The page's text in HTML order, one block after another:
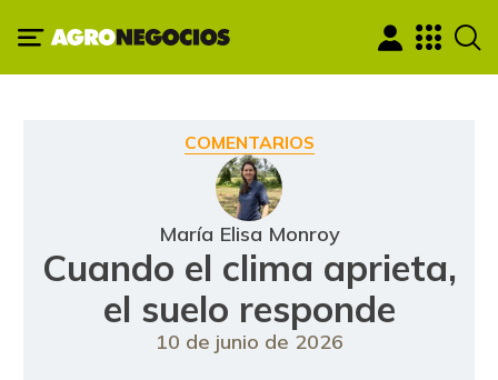
COMENTARIOS
María Elisa Monroy
Cuando el clima aprieta,
el suelo responde
10 de junio de 2026